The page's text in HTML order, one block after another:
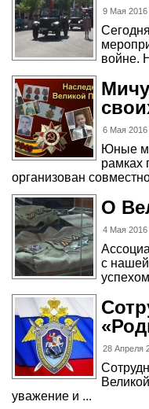
9 Мая 2016
войне.
6 Мая 2016
Юные
рамках
организован
О
4 Мая 2016
с
28 Апреля
уважение и ...